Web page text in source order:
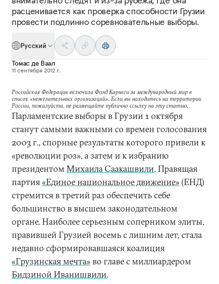
расценивается как проверка способности Грузии
провести подлинно соревновательные выборы.
Русский
Томас де Ваал
11 сентября 2012 г.
Российская Федерация включила Фонд Карнеги за международный мир в
список «нежелательных организаций». Если вы находитесь на территории
России, пожалуйста, не размещайте публично ссылку на эту статью.
Парламентские выборы в Грузии 1 октября
станут самыми важными со времен голосования
2003 г., спорные результаты которого привели к
«революции роз», а затем и к избранию
президентом Михаила Саакашвили. Правящая
партия«Единое национальное движение»(ЕНД)
стремится в третий раз обеспечить себе
большинство в высшем законодательном
органе. Наиболее серьезным соперником элиты,
правившей Грузией восемь с лишним лет, стала
недавно сформировавшаяся коалиция
«Грузинская мечта»во главе с миллиардером
Бидзиной Иванишвили.